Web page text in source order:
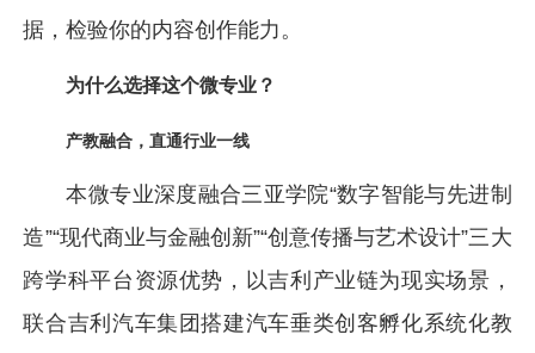
据，检验你的内容创作能力。
为什么选择这个微专业？
产教融合，直通行业一线
本微专业深度融合三亚学院“数字智能与先进制
造”“现代商业与金融创新”“创意传播与艺术设计”三大
跨学科平台资源优势，以吉利产业链为现实场景，
联合吉利汽车集团搭建汽车垂类创客孵化系统化教